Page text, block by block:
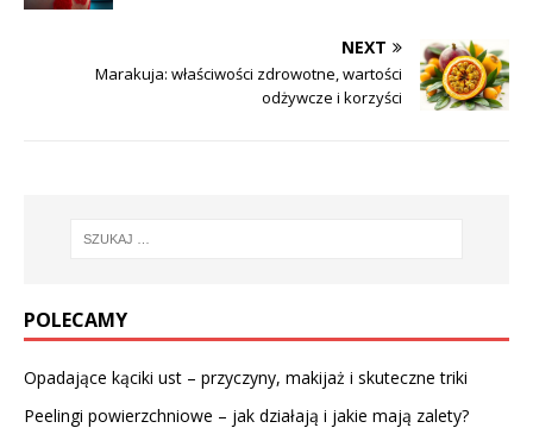
NEXT
Marakuja: właściwości zdrowotne, wartości
odżywcze i korzyści
POLECAMY
Opadające kąciki ust – przyczyny, makijaż i skuteczne triki
Peelingi powierzchniowe – jak działają i jakie mają zalety?